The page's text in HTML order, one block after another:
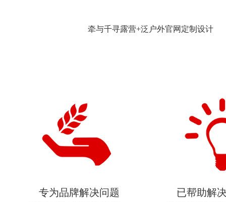
牵与千寻露营+泛户外官网定制设计
专为品牌解决问题 已帮助解